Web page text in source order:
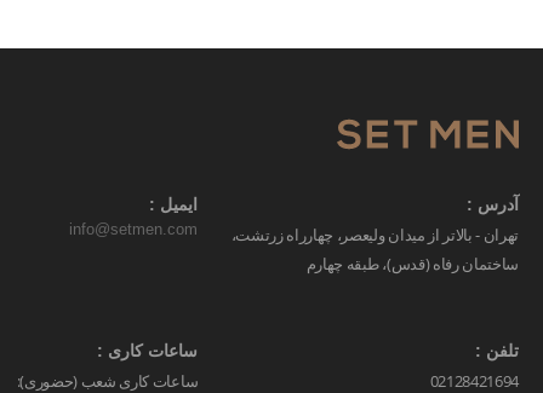
آدرس :
تهران - بالاتر از میدان ولیعصر، چهارراه زرتشت،
ساختمان رفاه (قدس)، طبقه چهارم
ایمیل :
info@setmen.com
تلفن :
02128421694
ساعات کاری :
ساعات کاری شعب (حضوری):